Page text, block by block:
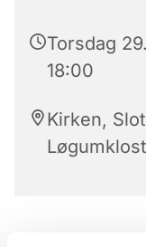
Torsdag
18:00
Kirken,